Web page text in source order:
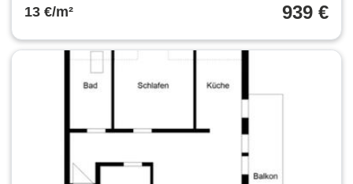
13 €/m² 939 €